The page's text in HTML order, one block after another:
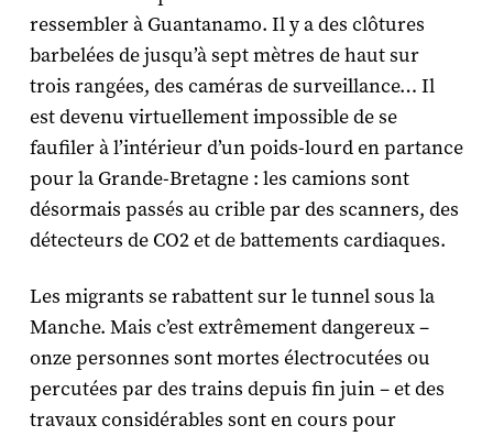
ressembler à Guantanamo. Il y a des clôtures
barbelées de jusqu’à sept mètres de haut sur
trois rangées, des caméras de surveillance… Il
est devenu virtuellement impossible de se
faufiler à l’intérieur d’un poids-lourd en partance
pour la Grande-Bretagne : les camions sont
désormais passés au crible par des scanners, des
détecteurs de CO2 et de battements cardiaques.
Les migrants se rabattent sur le tunnel sous la
Manche. Mais c’est extrêmement dangereux –
onze personnes sont mortes électrocutées ou
percutées par des trains depuis fin juin – et des
travaux considérables sont en cours pour